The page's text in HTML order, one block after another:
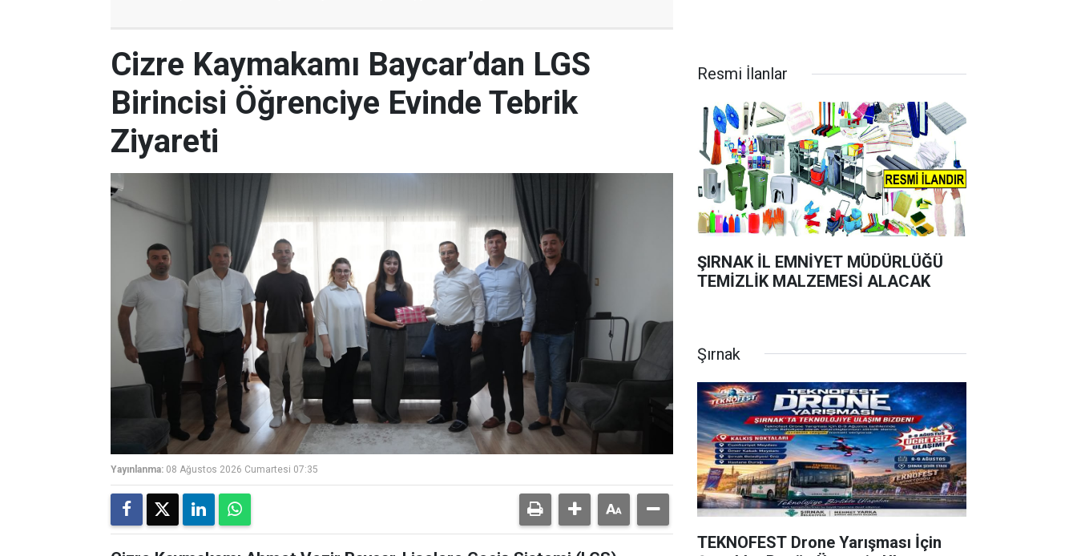
Cizre Kaymakamı Baycar’dan LGS
Birincisi Öğrenciye Evinde Tebrik
Ziyareti
Yayınlanma: 08 Ağustos 2026 Cumartesi 07:35
Resmi İlanlar
ŞIRNAK İL EMNİYET MÜDÜRLÜĞÜ
TEMİZLİK MALZEMESİ ALACAK
Şırnak
TEKNOFEST Drone Yarışması İçin